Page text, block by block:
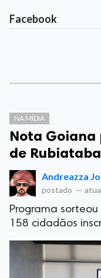
Facebook
NA MÍDIA
Nota
de
Andreazza
postado —
Programa
158 cidadãos